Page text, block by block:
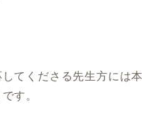
てくださる先生方には本
す。